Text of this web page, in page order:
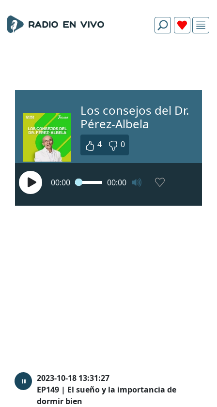
Los consejos del Dr.
Pérez-Albela
4 0
00:00 00:00
2023-10-18 13:31:27
EP149 | El sueño y la importancia de
dormir bien